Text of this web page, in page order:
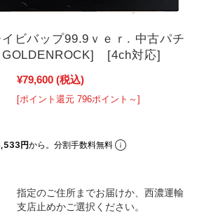
ビバップ99.9ｖｅｒ. 中古パチ
[4ch対応]
¥79,600 (税込)
[ポイント還元 796ポイント～]
円から。分割手数料無料
指定のご住所までお届けか、西濃運輸
支店止めかご選択ください。